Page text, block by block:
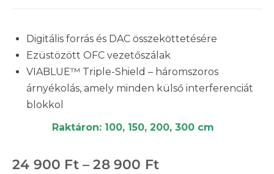
Digitális forrás és DAC összeköttetésére
Ezüstözött OFC vezetőszálak
VIABLUE™ Triple-Shield – háromszoros
árnyékolás, amely minden külső interferenciát
blokkol
Raktáron: 100, 150, 200, 300 cm
24 900 Ft – 28 900 Ft